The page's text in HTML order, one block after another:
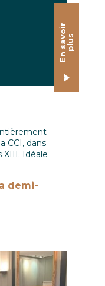
E
n
s
av
o
i
r
p
l
us
CCI, dans
XIII. Idéale
demi-